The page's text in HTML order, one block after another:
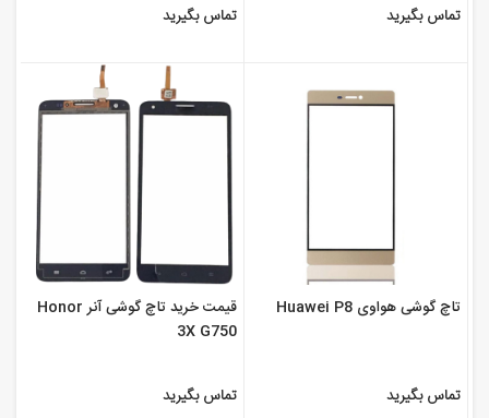
تماس بگیرید تماس بگیرید
تاچ گوشی هواوی Huawei P8
تماس بگیرید
قیمت خرید تاچ گوشی آنر Honor
3X G750
تماس بگیرید